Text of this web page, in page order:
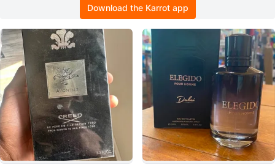
Download the Karrot app